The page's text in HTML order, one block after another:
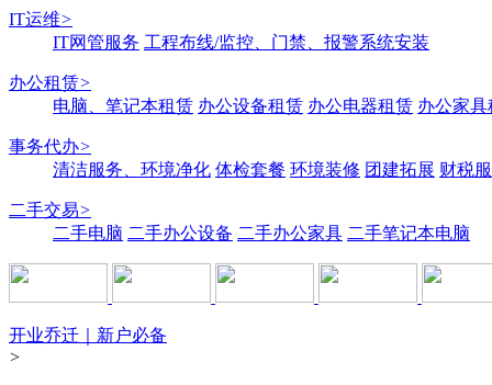
IT运维>
IT网管服务 工程布线/监控、门禁、报警系统安装
办公租赁>
电脑、笔记本租赁 办公设备租赁 办公电器租赁 办公家具
事务代办>
清洁服务、环境净化 体检套餐 环境装修 团建拓展 财税
二手交易>
二手电脑 二手办公设备 二手办公家具 二手笔记本电脑
开业乔迁｜新户必备
>